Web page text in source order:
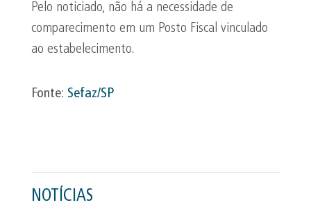
Pelo noticiado, não há a necessidade de
comparecimento em um Posto Fiscal vinculado
ao estabelecimento.
Fonte: Sefaz/SP
NOTÍCIAS